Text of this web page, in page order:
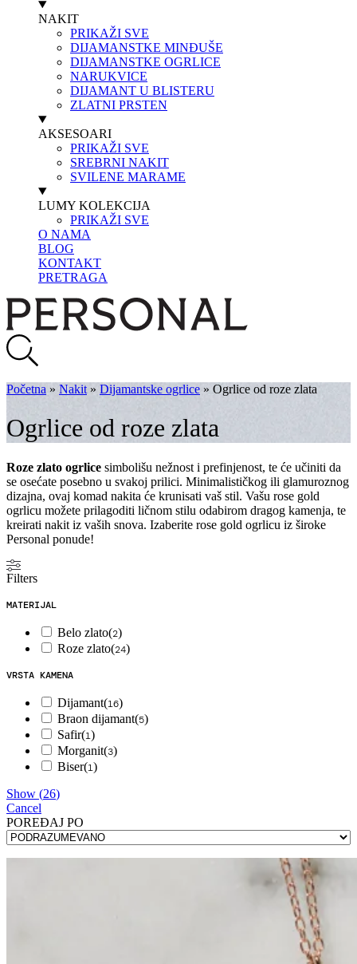
NAKIT
PRIKAŽI SVE
DIJAMANSTKE MINĐUŠE
DIJAMANSTKE OGRLICE
NARUKVICE
DIJAMANT U BLISTERU
ZLATNI PRSTEN
AKSESOARI
PRIKAŽI SVE
SREBRNI NAKIT
SVILENE MARAME
LUMY KOLEKCIJA
PRIKAŽI SVE
O NAMA
BLOG
KONTAKT
PRETRAGA
Početna » Nakit » Dijamantske ogrlice » Ogrlice od roze zlata
Ogrlice od roze zlata
Roze zlato ogrlice simbolišu nežnost i prefinjenost, te će učiniti da
se osećate posebno u svakoj prilici. Minimalističkog ili glamuroznog
dizajna, ovaj komad nakita će krunisati vaš stil. Vašu rose gold
ogrlicu možete prilagoditi ličnom stilu odabirom dragog kamenja, te
kreirati nakit iz vaših snova. Izaberite rose gold ogrlicu iz široke
Personal ponude!
Filters
MATERIJAL
Belo zlato(2)
Roze zlato(24)
VRSTA KAMENA
Dijamant(16)
Braon dijamant(5)
Safir(1)
Morganit(3)
Biser(1)
Show (26)
Cancel
POREÐAJ PO